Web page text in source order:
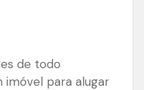
de todo
para alugar